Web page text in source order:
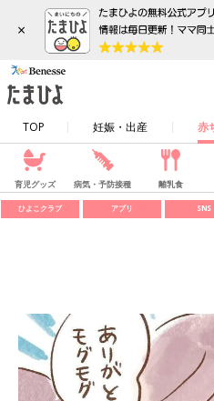
×
TOP 妊娠・出産 赤
育児グッズ 病気・予防接種 離乳食
ひよこクラブ アプリ SNS